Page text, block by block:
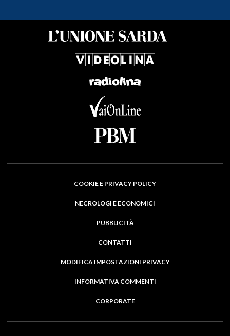
COOKIE E PRIVACY POLICY
NECROLOGI E ECONOMICI
PUBBLICITÀ
CONTATTI
MODIFICA IMPOSTAZIONI PRIVACY
INFORMATIVA COMMENTI
CORPORATE